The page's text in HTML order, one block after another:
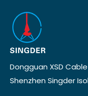
Dongguan XSD
Shenzhen Singder